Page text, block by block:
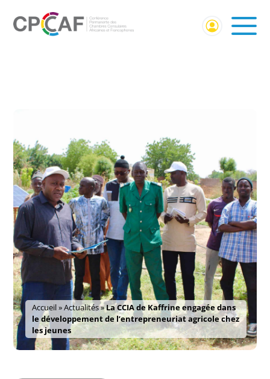
Accueil»Actualités»La CCIA de Kaffrine engagée dans
le développement de l’entrepreneuriat agricole chez
les jeunes